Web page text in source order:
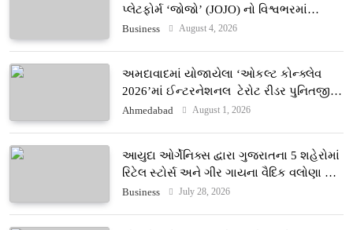
પ્લેટફોર્મ ‘જોજો’ (JOJO) નો વિશ્વભરમાં
દબદબો
Business August 4, 2026
અમદાવાદમાં યોજાયેલા ‘ઓકલ્ટ કોન્ક્લેવ
2026’માં ઈન્ટરનેશનલ ટેરોટ રીડર પુનિતજી
લુલ્લા એ ટેરોટ કાર્ડ રીડિંગ અંગે માહિતી આપી
Ahmedabad August 1, 2026
આયુદા ઓર્ગેનિક્સ દ્વારા ગુજરાતના 5 શહેરોમાં
રિટેલ સ્ટોર્સ અને ગીર ગાયના વૈદિક વલોણા ઘી-
દૂધની શુદ્ધ સેવાઓ સાથે વ્યાપક વિસ્તરણ
Business July 28, 2026